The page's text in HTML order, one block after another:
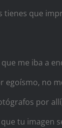
tienes que
me iba a
egoísmo, no
por
tu imagen